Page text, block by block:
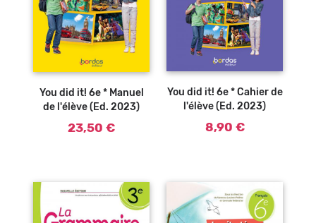
Ajouter au
You did it! 6e * Manuel
de l'élève (Ed. 2023)
23,50 €
Ajouter au
You did it! 6e * Cahier de
l'élève (Ed. 2023)
8,90 €